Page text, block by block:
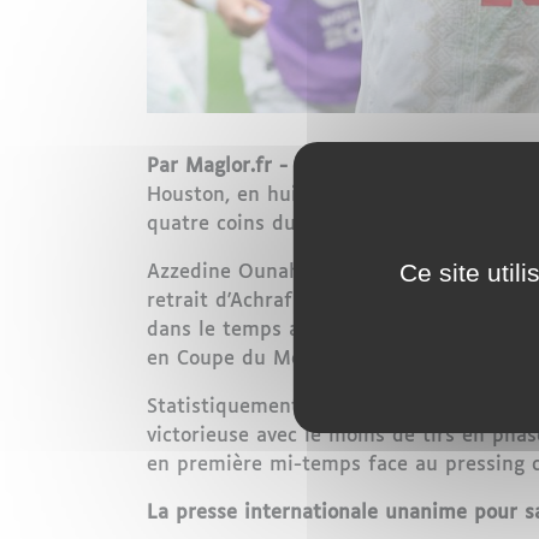
Par Maglor.fr - Les Lions de l'Atlas sont
Houston, en huitième de finale de la
quatre coins du monde.
Azzedine Ounahi a été le grand artisan
retrait d'Achraf Hakimi sur coup franc
dans le temps additionnel (90e+8).
en Coupe du Monde.
Statistiquement, la performance
victorieuse avec le moins de tirs en
en première mi-temps face au pressing
La presse internationale unanime pour
Ce site